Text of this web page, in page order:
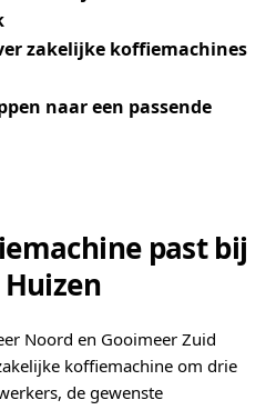
zakelijke koffiemachines
naar een passende
past bij
Noord en Gooimeer Zuid
koffiemachine om drie
de gewenste